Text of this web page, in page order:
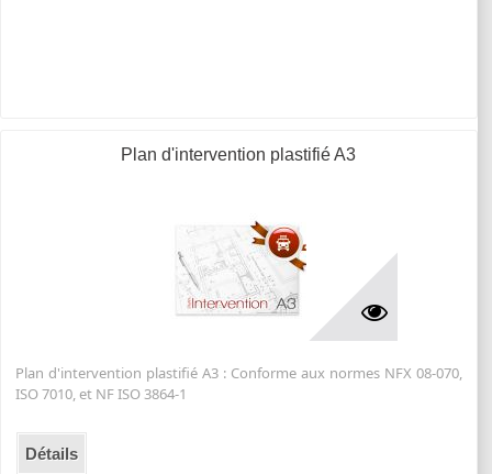
Plan d'intervention plastifié A3
Plan d'intervention plastifié A3 : Conforme aux normes NFX 08-070,
ISO 7010, et NF ISO 3864-1
Détails